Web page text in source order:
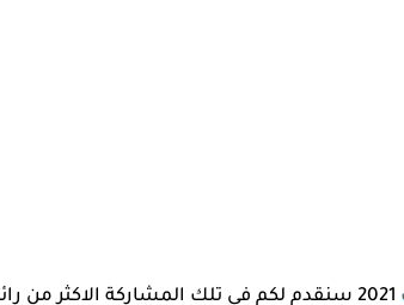
2021 سنقدم لكم فى تلك المشاركة الاكثر